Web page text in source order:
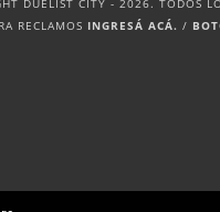
RECLAMOS INGRESÁ ACÁ. /